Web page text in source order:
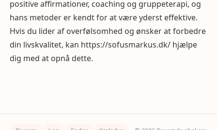
positive affirmationer, coaching og gruppeterapi, og
hans metoder er kendt for at være yderst effektive.
Hvis du lider af overfølsomhed og ønsker at forbedre
din livskvalitet, kan https://sofusmarkus.dk/ hjælpe
dig med at opnå dette.